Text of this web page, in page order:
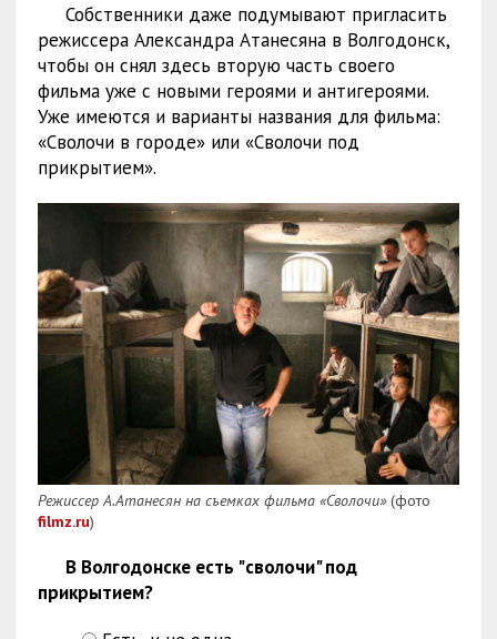
Собственники даже подумывают пригласить
режиссера Александра Атанесяна в Волгодонск,
чтобы он снял здесь вторую часть своего
фильма уже с новыми героями и антигероями.
Уже имеются и варианты названия для фильма:
«Сволочи в городе» или «Сволочи под
прикрытием».
Режиссер А.Атанесян на съемках фильма «Сволочи»(фото
filmz.ru)
В Волгодонске есть "сволочи" под
прикрытием?